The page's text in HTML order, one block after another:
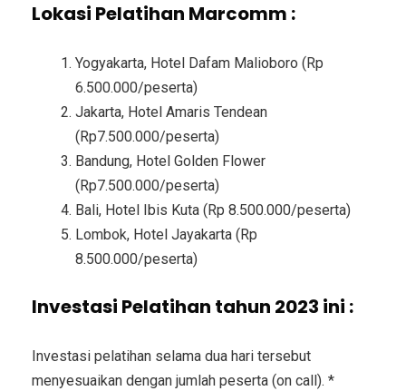
Lokasi Pelatihan Marcomm :
Yogyakarta, Hotel Dafam Malioboro (Rp
6.500.000/peserta)
Jakarta, Hotel Amaris Tendean
(Rp7.500.000/peserta)
Bandung, Hotel Golden Flower
(Rp7.500.000/peserta)
Bali, Hotel Ibis Kuta (Rp 8.500.000/peserta)
Lombok, Hotel Jayakarta (Rp
8.500.000/peserta)
Investasi Pelatihan tahun 2023 ini :
Investasi pelatihan selama dua hari tersebut
menyesuaikan dengan jumlah peserta (on call). *